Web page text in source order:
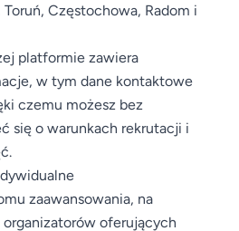
Częstochowa, Radom i
platformie zawiera
w tym dane kontaktowe
czemu możesz bez
się o warunkach rekrutacji i
zaawansowania, na
organizatorów oferujących